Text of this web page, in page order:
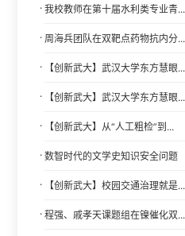
· 我校教师在第十届水利类专业青...
· 周海兵团队在双靶点药物抗内分...
· 【创新武大】武汉大学东方慧眼...
· 【创新武大】武汉大学东方慧眼...
· 【创新武大】从“人工粗检”到...
· 数智时代的文学史知识安全问题
· 【创新武大】校园交通治理就是...
· 程强、戚孝天课题组在镍催化双...